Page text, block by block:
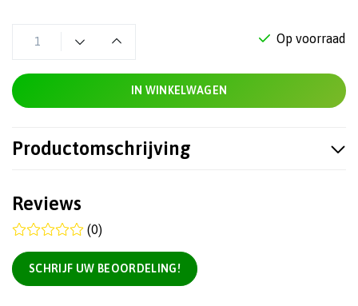
Op voorraad
IN WINKELWAGEN
Productomschrijving
Reviews
(0)
SCHRIJF UW BEOORDELING!